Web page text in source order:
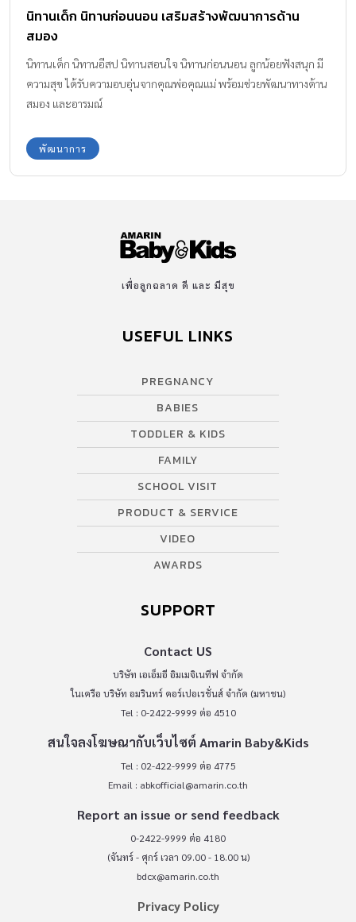
นิทานเด็ก นิทานก่อนนอน เสริมสร้างพัฒนาการด้าน
สมอง
นิทานเด็ก นิทานอีสป นิทานสอนใจ นิทานก่อนนอน ลูกน้อยฟังสนุก มี
ความสุข ได้รับความอบอุ่นจากคุณพ่อคุณแม่ พร้อมช่วยพัฒนาทางด้าน
สมอง และอารมณ์
พัฒนาการ
เพื่อลูกฉลาด ดี และ มีสุข
USEFUL LINKS
PREGNANCY
BABIES
TODDLER & KIDS
FAMILY
SCHOOL VISIT
PRODUCT & SERVICE
VIDEO
AWARDS
SUPPORT
Contact US
บริษัท เอเอ็มอี อิมเมจิเนทีฟ จำกัด
ในเครือ บริษัท อมรินทร์ คอร์เปอเรชั่นส์ จำกัด (มหาชน)
Tel : 0-2422-9999 ต่อ 4510
สนใจลงโฆษณากับเว็บไซต์ Amarin Baby&Kids
Tel : 02-422-9999 ต่อ 4775
Email : abkofficial@amarin.co.th
Report an issue or send feedback
0-2422-9999 ต่อ 4180
(จันทร์ - ศุกร์ เวลา 09.00 - 18.00 น)
bdcx@amarin.co.th
Privacy Policy